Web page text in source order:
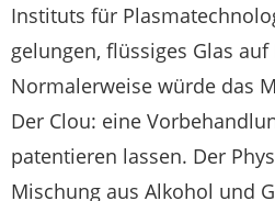
Instituts für
gelungen, flüssiges Glas
Normalerweise würde das
Der Clou: eine
patentieren lassen. Der
Mischung aus Alkohol und